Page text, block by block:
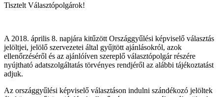
Tisztelt Választópolgárok!
A 2018. április 8. napjára kitűzött Országgyűlési képviselő választás
jelöltjei, jelölő szervezetei által gyűjtött ajánlásokról, azok
ellenőrzéséről és az ajánlóíven szereplő választópolgár részére
nyújtható adatszolgáltatás törvényes rendjéről az alábbi tájékoztatást
adjuk.
Az országgyűlési képviselő választáson indulni szándékozó jelöltek